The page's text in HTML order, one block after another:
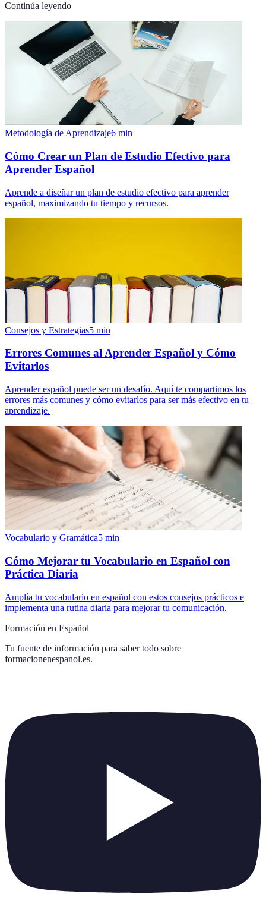
Continúa leyendo
Metodología de Aprendizaje6 min
Cómo Crear un Plan de Estudio Efectivo para
Aprender Español
Aprende a diseñar un plan de estudio efectivo para aprender
español, maximizando tu tiempo y recursos.
Consejos y Estrategias5 min
Errores Comunes al Aprender Español y Cómo
Evitarlos
Aprender español puede ser un desafío. Aquí te compartimos los
errores más comunes y cómo evitarlos para ser más efectivo en tu
aprendizaje.
Vocabulario y Gramática5 min
Cómo Mejorar tu Vocabulario en Español con
Práctica Diaria
Amplía tu vocabulario en español con estos consejos prácticos e
implementa una rutina diaria para mejorar tu comunicación.
Formación en Español
Tu fuente de información para saber todo sobre
formacionenespanol.es.